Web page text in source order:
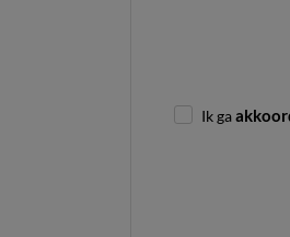
Ik ga